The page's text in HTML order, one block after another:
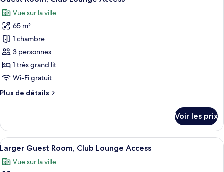
toutes
les
photos
pour
ce
type
de
chambre :
Guest
Lounge
Access
Vue sur la ville
65 m²
1 chambre
3 personnes
1 très grand lit
Wi-Fi gratuit
Plus de détails
Plus
le
type
de
chambre
Guest
Voir les prix
Afficher
toutes
les
Une chambre d’hôtel avec un
8
Larger Guest Room, Club Lounge Access
Vue sur la ville